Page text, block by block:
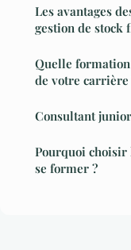
Les avantages
gestion de stock
Quelle
de votre carrière
Consultant
Pourquoi choisir
se former ?